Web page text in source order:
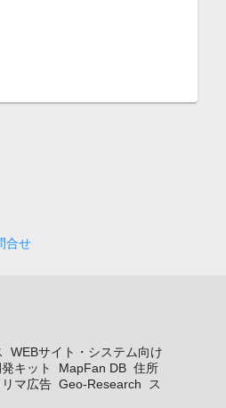
合せ
WEBサイト・システム向け
キット MapFan DB 住所
リマ広告 Geo-Research
ス